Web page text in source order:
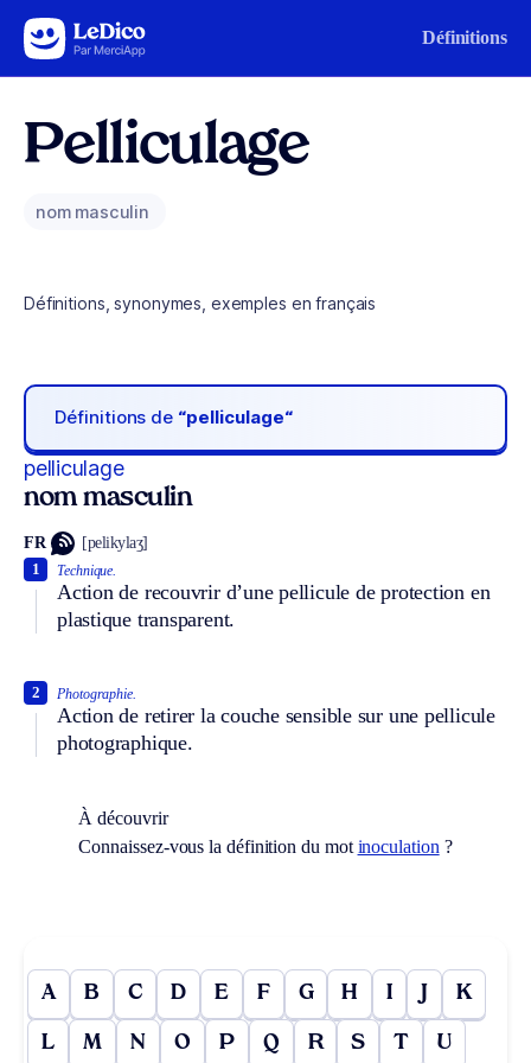
Aller au contenu Définitions
Pelliculage
nom masculin
Définitions, synonymes, exemples en français
Définitions de “pelliculage“
pelliculage
nom masculin
FR [pelikylaʒ]
Technique.
Action de recouvrir d’une pellicule de protection en
plastique transparent.
1
Photographie.
Action de retirer la couche sensible sur une pellicule
photographique.
2
À découvrir
Connaissez-vous la définition du mot inoculation ?
A B C D E F G H I J K
L M N O P Q R S T U